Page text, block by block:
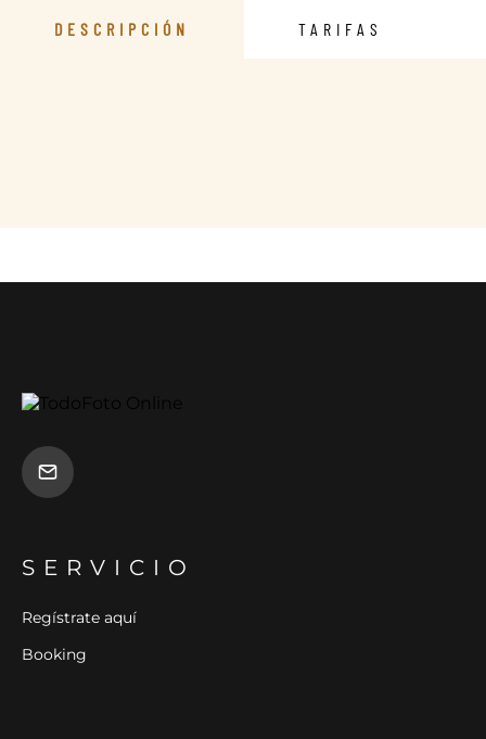
DESCRIPCIÓN TARIFAS
SERVICIO
Regístrate aquí
Booking